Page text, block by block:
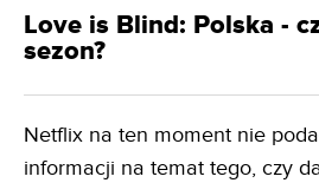
Love is Blind: Polska -
sezon?
Netflix na ten moment nie
informacji na temat tego, czy